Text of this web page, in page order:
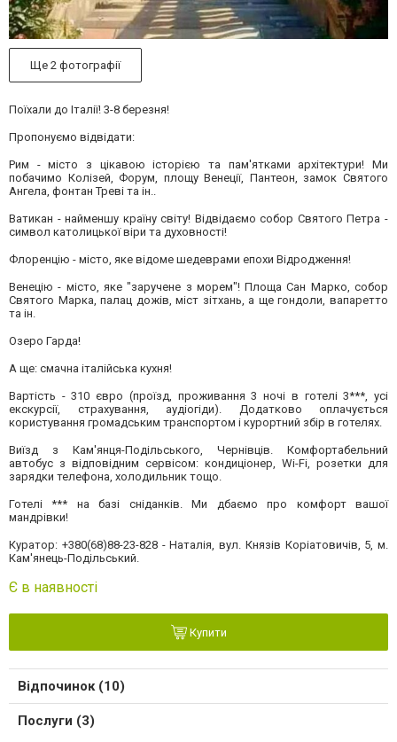
Ще 2 фотографії
Поїхали до Італії! 3-8 березня!
Пропонуємо відвідати:
Рим - місто з цікавою історією та пам'ятками архітектури! Ми
побачимо Колізей, Форум, площу Венеції, Пантеон, замок Святого
Ангела, фонтан Треві та ін..
Ватикан - найменшу країну світу! Відвідаємо собор Святого Петра -
символ католицької віри та духовності!
Флоренцію - місто, яке відоме шедеврами епохи Відродження!
Венецію - місто, яке "заручене з морем"! Площа Сан Марко, собор
Святого Марка, палац дожів, міст зітхань, а ще гондоли, вапаретто
та ін.
Озеро Гарда!
А ще: смачна італійська кухня!
Вартість - 310 євро (проїзд, проживання 3 ночі в готелі 3***, усі
екскурсії, страхування, аудіогіди). Додатково оплачується
користування громадським транспортом і курортний збір в готелях.
Виїзд з Кам'янця-Подільського, Чернівців. Комфортабельний
автобус з відповідним сервісом: кондиціонер, Wі-Fi, розетки для
зарядки телефона, холодильник тощо.
Готелі *** на базі сніданків. Ми дбаємо про комфорт вашої
мандрівки!
Куратор: +380(68)88-23-828 - Наталія, вул. Князів Коріатовичів, 5, м.
Кам'янець-Подільський.
Є в наявності
Купити
Відпочинок (10)
Послуги (3)